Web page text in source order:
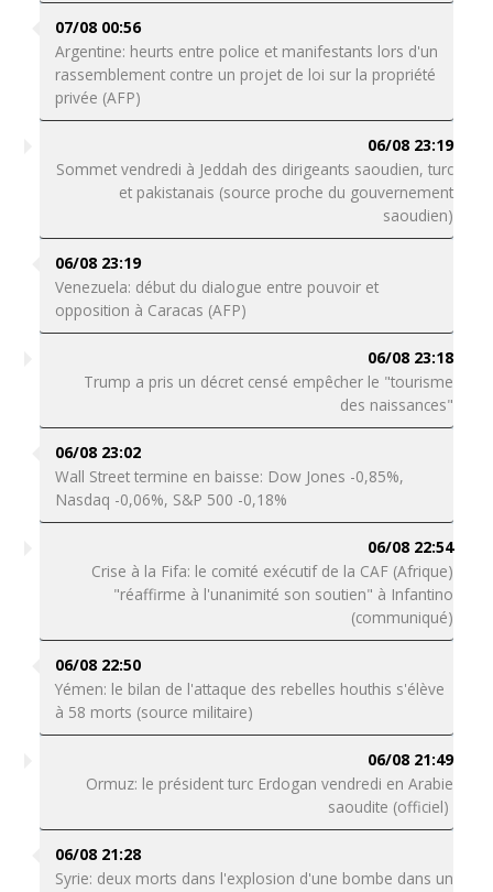
07/08 00:56
Argentine: heurts entre police et manifestants lors d'un
rassemblement contre un projet de loi sur la propriété
privée (AFP)
06/08 23:19
Sommet vendredi à Jeddah des dirigeants saoudien, turc
et pakistanais (source proche du gouvernement
saoudien)
06/08 23:19
Venezuela: début du dialogue entre pouvoir et
opposition à Caracas (AFP)
06/08 23:18
Trump a pris un décret censé empêcher le "tourisme
des naissances"
06/08 23:02
Wall Street termine en baisse: Dow Jones -0,85%,
Nasdaq -0,06%, S&P 500 -0,18%
06/08 22:54
Crise à la Fifa: le comité exécutif de la CAF (Afrique)
"réaffirme à l'unanimité son soutien" à Infantino
(communiqué)
06/08 22:50
Yémen: le bilan de l'attaque des rebelles houthis s'élève
à 58 morts (source militaire)
06/08 21:49
Ormuz: le président turc Erdogan vendredi en Arabie
saoudite (officiel)
06/08 21:28
Syrie: deux morts dans l'explosion d'une bombe dans un